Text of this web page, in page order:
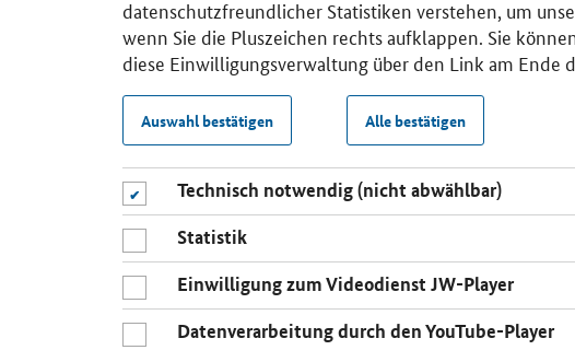
datenschutzfreundlicher Statistiken verstehen, um
wenn Sie die Pluszeichen rechts aufklappen. Sie
diese Einwilligungsverwaltung über den Link am Ende
Auswahl bestätigen Alle bestätigen
Technisch notwendig (nicht abwählbar)
Statistik
Einwilligung zum Videodienst JW-Player
Datenverarbeitung durch den YouTube-Player